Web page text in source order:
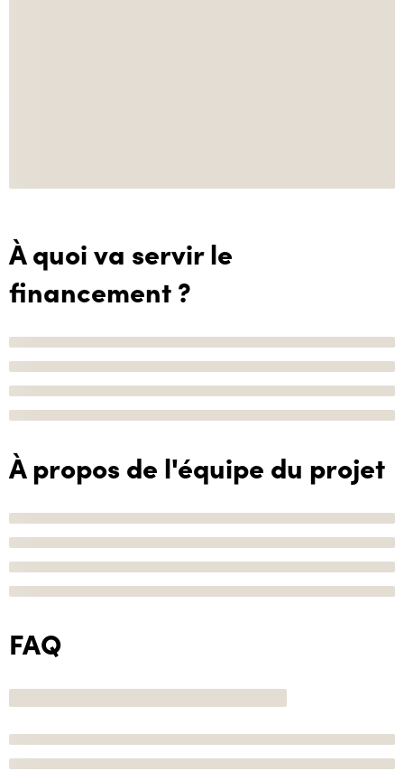
À quoi va servir le
financement ?
À propos de l'équipe du projet
FAQ